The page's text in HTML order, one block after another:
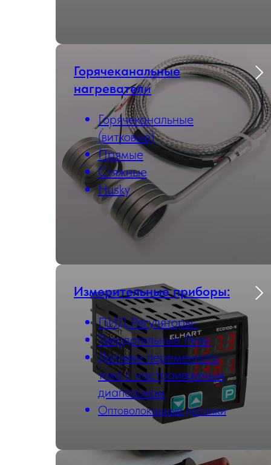
Горячеканальные
нагреватели
Горячеканальные
(витковые)
Прямые
Стяжные
Husky
Измерительные приборы:
ПИД Регуляторы-
Твердотельные Реле
Датчики переменного
тока с настраиваемым
диапазоном
Оптоволоконные датчики